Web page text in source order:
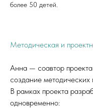
более 50 детей.
Методическая и
Анна — соавтор
создание
В рамках проекта
одновременно: